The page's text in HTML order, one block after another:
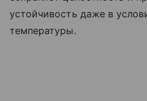
устойчивость даже в
температуры.